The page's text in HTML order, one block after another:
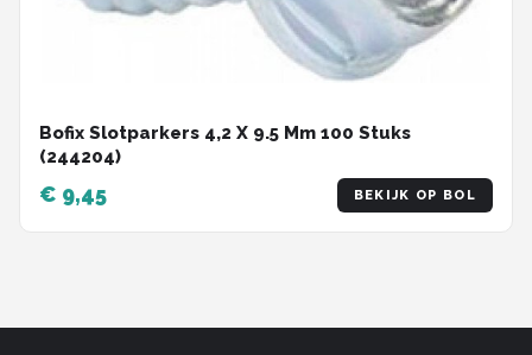
Bofix Slotparkers 4,2 X 9.5 Mm 100 Stuks
(244204)
€ 9,45 BEKIJK OP BOL